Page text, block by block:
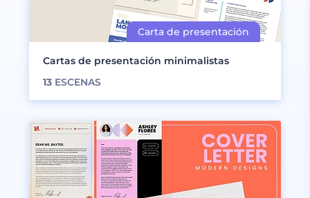
Cartas de presentación minimalistas
13 ESCENAS